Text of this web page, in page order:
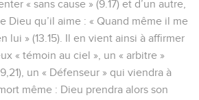
« sans cause » (9.17) et d’un autre,
Dieu qu’il aime : « Quand même il me
lui » (13.15). Il en vient ainsi à affirmer
« témoin au ciel », un « arbitre »
un « Défenseur » qui viendra à
même : Dieu prendra alors son